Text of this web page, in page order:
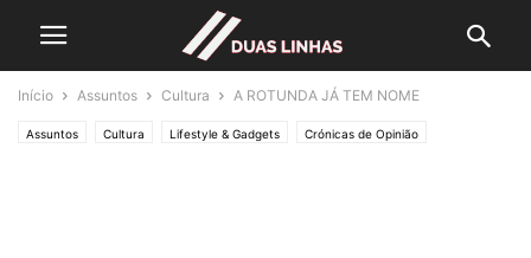
Início Assuntos Cultura A ROTUNDA JÁ TEM NOME
Assuntos Cultura Lifestyle & Gadgets Crónicas de Opinião